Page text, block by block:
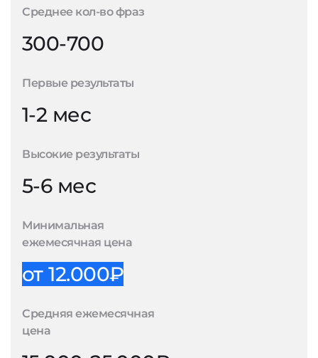
Среднее кол-во фраз
300-700
Первые результаты
1-2 мес
Высокие результаты
5-6 мес
Минимальная
ежемесячная цена
от 12.000₽
Средняя ежемесячная
цена